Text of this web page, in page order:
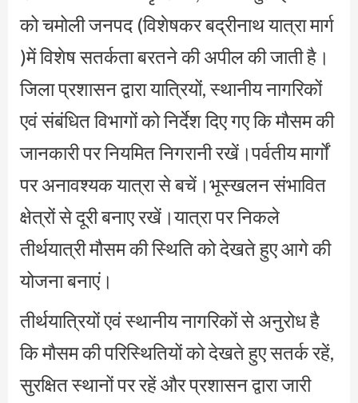
को चमोली जनपद (विशेषकर बद्रीनाथ यात्रा मार्ग
)में विशेष सतर्कता बरतने की अपील की जाती है।
जिला प्रशासन द्वारा यात्रियों, स्थानीय नागरिकों
एवं संबंधित विभागों को निर्देश दिए गए कि मौसम की
जानकारी पर नियमित निगरानी रखें।पर्वतीय मार्गों
पर अनावश्यक यात्रा से बचें।भूस्खलन संभावित
क्षेत्रों से दूरी बनाए रखें।यात्रा पर निकले
तीर्थयात्री मौसम की स्थिति को देखते हुए आगे की
योजना बनाएं।
तीर्थयात्रियों एवं स्थानीय नागरिकों से अनुरोध है
कि मौसम की परिस्थितियों को देखते हुए सतर्क रहें,
सुरक्षित स्थानों पर रहें और प्रशासन द्वारा जारी